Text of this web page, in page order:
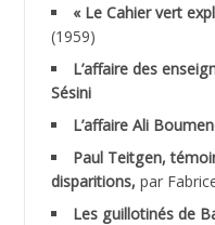
ACHACHE M.*
ACHLAF Ali
ADALMI
ADANE Ramdane *
« Le Cahier vert
(1959)
L’affaire des
Sésini
L’affaire Ali
Paul Teitgen,
disparitions, par
Les guillotinés de